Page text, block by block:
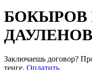
БОКЫРОВ
Заключаешь договор?
тенге. Оплатить